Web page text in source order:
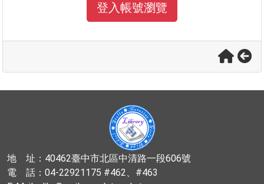
登入帳號瀏覽
地 址：40462臺中市北區中清路一段606號
電 話：04-22921175 #462、#463